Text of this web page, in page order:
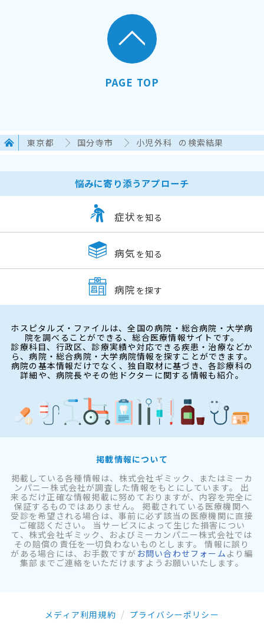
PAGE TOP
東京都 国分寺市 小児外科 の検索結果
悩みに寄り添うアプローチ
症状 を知る
病気 を知る
病院 を探す
ホスピタルズ・ファイルは、全国の病院・総合病院・大学病
院を調べることができる、総合医療情報サイトです。
診療科目、行政区、診療実績や対応できる疾患・治療などか
ら、病院・総合病院・大学病院情報を探すことができます。
病院の基本情報だけでなく、独自取材に基づき、各診療科の
詳細や、病院長やその他ドクターに関する情報も紹介。
掲載情報について
掲載している各種情報は、株式会社ギミック、またはミーカ
ンパニー株式会社が調査した情報をもとにしています。 出
来るだけ正確な情報掲載に努めておりますが、内容を完全に
保証するものではありません。 掲載されている医療機関へ
受診を希望される場合は、事前に必ず該当の医療機関に直接
ご確認ください。 当サービスによって生じた損害につい
て、株式会社ギミック、およびミーカンパニー株式会社では
その賠償の責任を一切負わないものとします。 情報に誤り
がある場合には、お手数ですが お問い合わせフォーム より編
集部までご連絡をいただけますようお願いいたします。
メディア利用規約
プライバシーポリシー